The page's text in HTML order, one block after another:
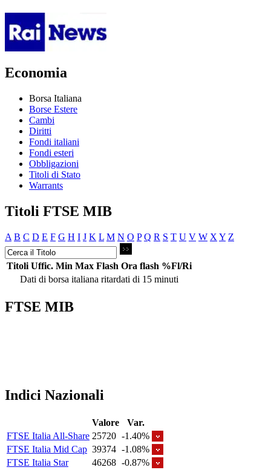
Economia
Borsa Italiana
Borse Estere
Cambi
Diritti
Fondi italiani
Fondi esteri
Obbligazioni
Titoli di Stato
Warrants
Titoli FTSE MIB
A B C D E F G H I J K L M N O P Q R S T U V W X Y Z
Titoli Uffic. Min Max Flash Ora flash %Fl/Ri
Dati di borsa italiana ritardati di 15 minuti
FTSE MIB
Indici Nazionali
Valore
Var.
FTSE Italia All-Share 25720 -1.40%
FTSE Italia Mid Cap 39374 -1.08%
FTSE Italia Star
46268 -0.87%